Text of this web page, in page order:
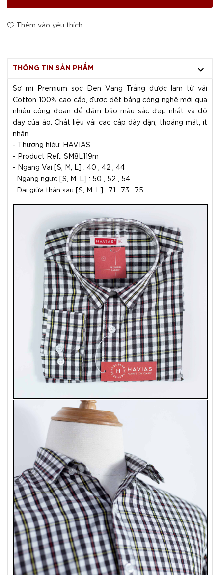
Thêm vào yêu thích
THÔNG TIN SẢN PHẨM
Sơ mi Premium sọc Đen Vàng Trắng được làm từ vải
Cotton 100% cao cấp, được dệt bằng công nghệ mới qua
nhiều công đoạn để đảm bảo màu sắc đẹp nhất và độ
dày của áo. Chất liệu vải cao cấp dày dặn, thoáng mát, ít
nhăn.
- Thương hiệu: HAVIAS
- Product Ref.: SM8L119m
- Ngang Vai [S, M, L] : 40 , 42 , 44
Ngang ngực [S, M, L] : 50 , 52 , 54
Dài giữa thân sau [S, M, L] : 71 , 73 , 75